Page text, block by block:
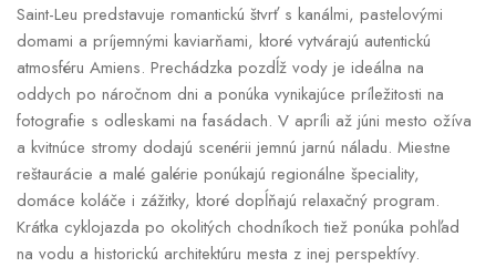
Saint-Leu predstavuje romantickú štvrť s kanálmi, pastelovými
domami a príjemnými kaviarňami, ktoré vytvárajú autentickú
atmosféru Amiens. Prechádzka pozdĺž vody je ideálna na
oddych po náročnom dni a ponúka vynikajúce príležitosti na
fotografie s odleskami na fasádach. V apríli až júni mesto ožíva
a kvitnúce stromy dodajú scenérii jemnú jarnú náladu. Miestne
reštaurácie a malé galérie ponúkajú regionálne špeciality,
domáce koláče i zážitky, ktoré dopĺňajú relaxačný program.
Krátka cyklojazda po okolitých chodníkoch tiež ponúka pohľad
na vodu a historickú architektúru mesta z inej perspektívy.